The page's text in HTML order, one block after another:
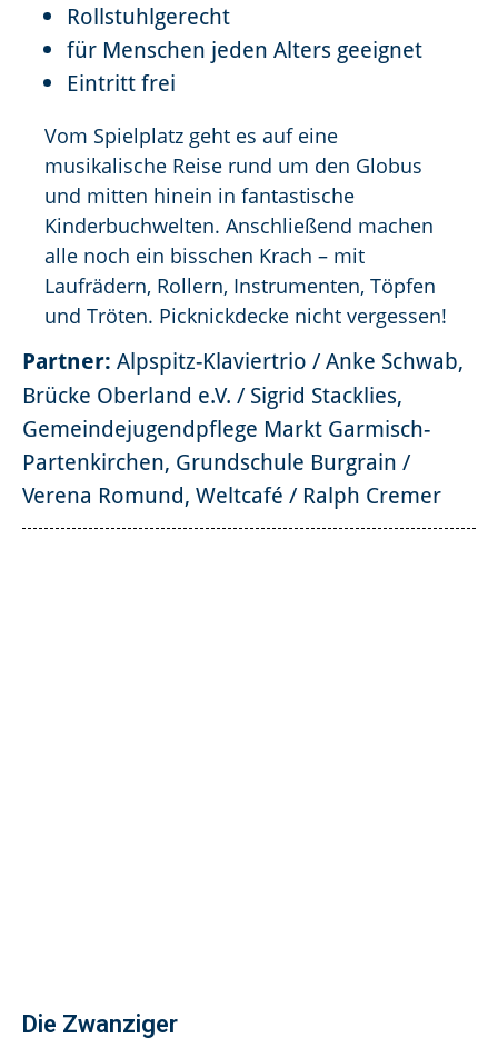
Rollstuhlgerecht
für Menschen jeden Alters geeignet
Eintritt frei
Vom Spielplatz geht es auf eine
musikalische Reise rund um den Globus
und mitten hinein in fantastische
Kinderbuchwelten. Anschließend machen
alle noch ein bisschen Krach – mit
Laufrädern, Rollern, Instrumenten, Töpfen
und Tröten. Picknickdecke nicht vergessen!
Partner: Alpspitz-Klaviertrio / Anke Schwab,
Brücke Oberland e.V. / Sigrid Stacklies,
Gemeindejugendpflege Markt Garmisch-
Partenkirchen, Grundschule Burgrain /
Verena Romund, Weltcafé / Ralph Cremer
Die Zwanziger